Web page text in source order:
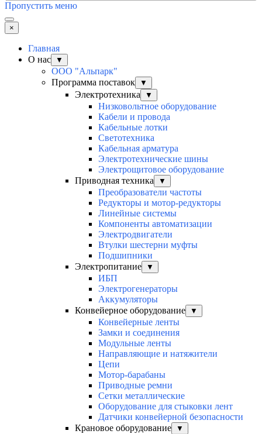
Пропустить меню
×
Главная
О нас
▼
ООО "Альпарк"
Программа поставок
▼
Электротехника ▼
Низковольтное оборудование
Кабели и провода
Кабельные лотки
Светотехника
Кабельная арматура
Электротехнические шины
Электрощитовое оборудование
Приводная техника
▼
Преобразователи частоты
Редукторы и мотор-редукторы
Линейные системы
Компоненты автоматизации
Электродвигатели
Втулки шестерни муфты
Подшипники
Электропитание
▼
ИБП
Электрогенераторы
Аккумуляторы
Конвейерное оборудование
▼
Конвейерные ленты
Замки и соединения
Модульные ленты
Направляющие и натяжители
Цепи
Мотор-барабаны
Приводные ремни
Сетки металлические
Оборудование для стыковки лент
Датчики конвейерной безопасности
Крановое оборудование
▼